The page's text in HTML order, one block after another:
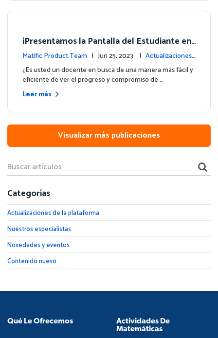
¡Presentamos la Pantalla del Estudiante en
su Panel de Control!
Matific Product Team | Jun 25, 2023 | Actualizaciones
de la plataforma
¿Es usted un docente en busca de una manera más fácil y
eficiente de ver el progreso y compromiso de …
Leer más
Visualizar más publicaciones
Categorías
Actualizaciones de la plataforma
Nuestros especialistas
Novedades y eventos
Contenido nuevo
Qué Le Ofrecemos
Actividades De
Matemáticas